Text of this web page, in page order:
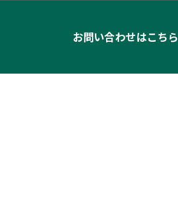
お問い合わせはこちら